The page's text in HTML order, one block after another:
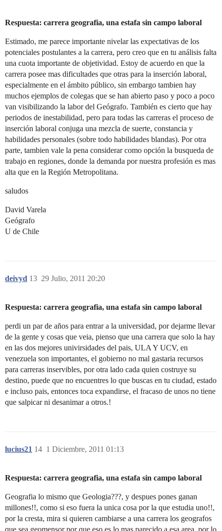
Respuesta: carrera geografia, una estafa sin campo laboral
Estimado, me parece importante nivelar las expectativas de los
potenciales postulantes a la carrera, pero creo que en tu análisis falta
una cuota importante de objetividad. Estoy de acuerdo en que la
carrera posee mas dificultades que otras para la inserción laboral,
especialmente en el ámbito público, sin embargo tambien hay
muchos ejemplos de colegas que se han abierto paso y poco a poco
van visibilizando la labor del Geógrafo. También es cierto que hay
periodos de inestabilidad, pero para todas las carreras el proceso de
inserción laboral conjuga una mezcla de suerte, constancia y
habilidades personales (sobre todo habilidades blandas). Por otra
parte, tambien vale la pena considerar como opción la busqueda de
trabajo en regiones, donde la demanda por nuestra profesión es mas
alta que en la Región Metropolitana.
saludos
David Varela
Geógrafo
U de Chile
deivyd 29 Julio, 2011 20:20
13
Respuesta: carrera geografia, una estafa sin campo laboral
perdi un par de años para entrar a la universidad, por dejarme llevar
de la gente y cosas que veia, pienso que una carrera que solo la hay
en las dos mejores univirsidades del pais, ULA Y UCV, en
venezuela son importantes, el gobierno no mal gastaria recursos
para carreras inservibles, por otra lado cada quien costruye su
destino, puede que no encuentres lo que buscas en tu ciudad, estado
e incluso pais, entonces toca expandirse, el fracaso de unos no tiene
que salpicar ni desanimar a otros.!
lucius21 1 Diciembre, 2011 01:13
14
Respuesta: carrera geografia, una estafa sin campo laboral
Geografia lo mismo que Geologia???, y despues pones ganan
millones!!, como si eso fuera la unica cosa por la que estudia uno!!,
por la cresta, mira si quieren cambiarse a una carrera los geografos
que sea geomensor por que eso es lo mas parecido a esa area. por lo